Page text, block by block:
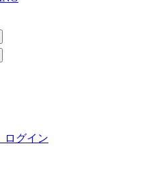
ログイン